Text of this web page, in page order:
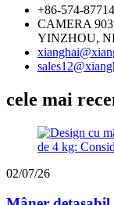
+86-574-
CAMERA
YINZHOU,
cele mai
02/07/26